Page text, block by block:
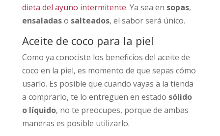
dieta del ayuno intermitente. Ya sea en sopas,
ensaladaso salteados, el sabor será único.
Aceite de coco para la piel
Como ya conociste los beneficios del aceite de
coco en la piel, es momento de que sepas cómo
usarlo. Es posible que cuando vayas a la tienda
a comprarlo, te lo entreguen en estado sólido
o líquido, no te preocupes, porque de ambas
maneras es posible utilizarlo.